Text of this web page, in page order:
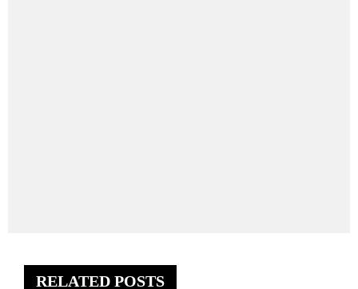
RELATED POSTS